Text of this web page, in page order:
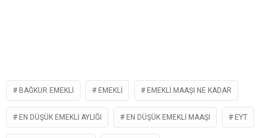
BAĞKUR EMEKLI EMEKLI EMEKLI MAAŞI NE KADAR
EN DÜŞÜK EMEKLI AYLIĞI EN DÜŞÜK EMEKLI MAAŞI EYT